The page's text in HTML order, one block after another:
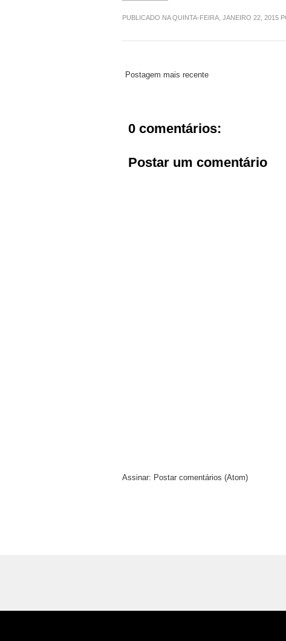
PUBLICADO NA QUINTA-FEIRA, JANEIRO 22, 2015
Postagem mais recente
0 comentários:
Postar um comentário
Assinar: Postar comentários (Atom)